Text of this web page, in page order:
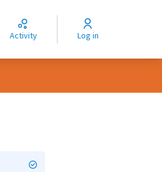
Activity Log in